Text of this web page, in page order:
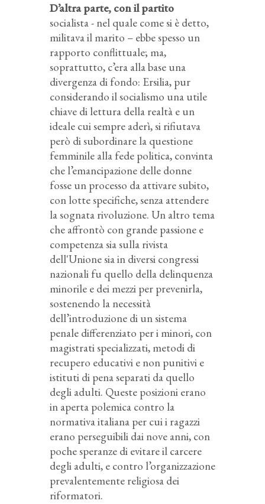
D’altra parte, con il partito
socialista - nel quale come si è detto,
militava il marito – ebbe spesso un
rapporto conflittuale; ma,
soprattutto, c’era alla base una
divergenza di fondo: Ersilia, pur
considerando il socialismo una utile
chiave di lettura della realtà e un
ideale cui sempre aderì, si rifiutava
però di subordinare la questione
femminile alla fede politica, convinta
che l’emancipazione delle donne
fosse un processo da attivare subito,
con lotte specifiche, senza attendere
la sognata rivoluzione. Un altro tema
che affrontò con grande passione e
competenza sia sulla rivista
dell'Unione sia in diversi congressi
nazionali fu quello della delinquenza
minorile e dei mezzi per prevenirla,
sostenendo la necessità
dell’introduzione di un sistema
penale differenziato per i minori, con
magistrati specializzati, metodi di
recupero educativi e non punitivi e
istituti di pena separati da quello
degli adulti. Queste posizioni erano
in aperta polemica contro la
normativa italiana per cui i ragazzi
erano perseguibili dai nove anni, con
poche speranze di evitare il carcere
degli adulti, e contro l’organizzazione
prevalentemente religiosa dei
riformatori.